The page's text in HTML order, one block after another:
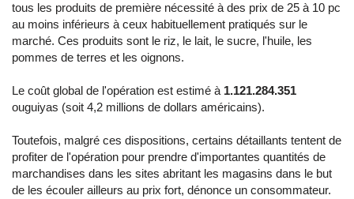
tous les produits de première nécessité à des prix de 25 à 10 pc
au moins inférieurs à ceux habituellement pratiqués sur le
marché. Ces produits sont le riz, le lait, le sucre, l'huile, les
pommes de terres et les oignons.
Le coût global de l'opération est estimé à 1.121.284.351
ouguiyas (soit 4,2 millions de dollars américains).
Toutefois, malgré ces dispositions, certains détaillants tentent de
profiter de l'opération pour prendre d'importantes quantités de
marchandises dans les sites abritant les magasins dans le but
de les écouler ailleurs au prix fort, dénonce un consommateur.